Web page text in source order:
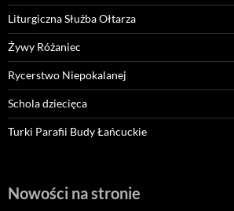
Liturgiczna Służba Ołtarza
Żywy Różaniec
Rycerstwo Niepokalanej
Schola dziecięca
Turki Parafii Budy Łańcuckie
Nowości na stronie